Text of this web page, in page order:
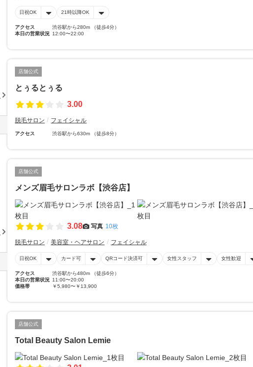
日祝OK 21時以降OK
アクセス
渋谷駅から280m （徒歩4分）
本日の営業状況 12:00〜22:00
店舗公式
とぅるとぅる
3.00
脱毛サロン フェイシャル
アクセス 渋谷駅から630m （徒歩8分）
店舗公式
メンズ眉毛サロンラボ【渋谷店】
3.08 写真 10枚
脱毛サロン 美容室・ヘアサロン フェイシャル
日祝OK カード可 QRコード決済可 女性スタッフ 女性歓迎
アクセス
渋谷駅から480m （徒歩6分）
本日の営業状況 11:00〜20:00
価格帯
￥5,980〜￥13,900
店舗公式
Total Beauty Salon Lemie